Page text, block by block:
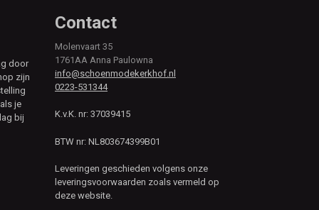
door
zijn
je
bij
Contact
Molenvaart 35
1761AA Anna Paulowna
info@schoenmodekerkhof.nl
0223-531344
K.v.K. nr: 37039415
BTW nr: NL803674399B01
Leveringen geschieden volgens onze
leveringsvoorwaarden zoals vermeld op
deze website.